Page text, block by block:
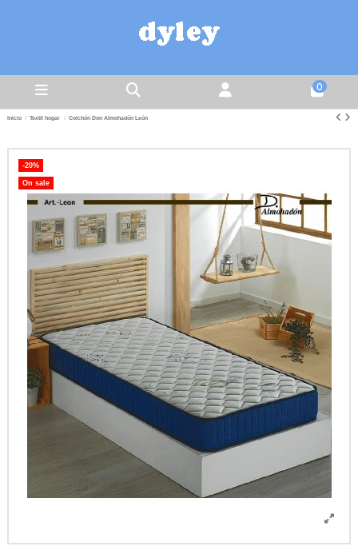
0
Inicio Textil hogar Colchón Don Almohadón León
-20%
On sale